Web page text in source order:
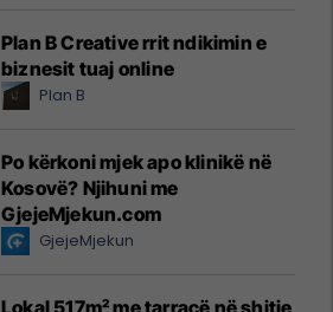
Plan B Creative rrit ndikimin e
biznesit tuaj online
Plan B
Po kërkoni mjek apo klinikë në
Kosovë? Njihuni me
GjejeMjekun.com
GjejeMjekun